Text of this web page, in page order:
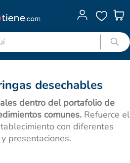
desechables
dentro del portafolio de
comunes. Refuerce el
con diferentes
presentaciones.